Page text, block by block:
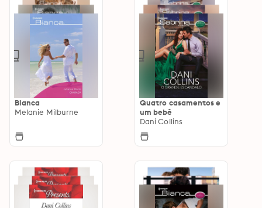
Bianca
Melanie Milburne
Quatro casamentos e
um bebê
Dani Collins